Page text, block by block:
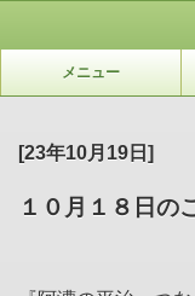
メニュー
[23年10月19日]
１０月１８日の